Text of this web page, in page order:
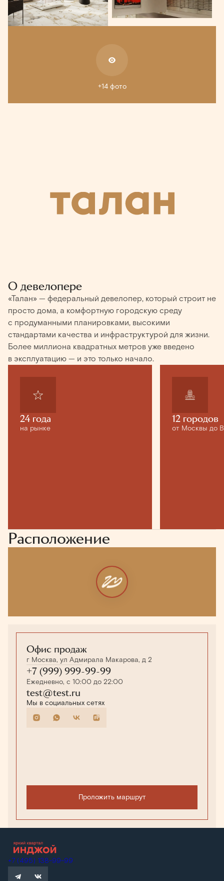
+14 фото
О девелопере
«Талан» — федеральный девелопер, который строит не
просто дома, а комфортную городскую среду
с продуманными планировками, высокими
стандартами качества и инфраструктурой для жизни.
Более миллиона квадратных метров уже введено
в эксплуатацию — и это только начало.
24 года
на рынке
12 городов
от Москвы до
Расположение
Офис продаж
г Москва, ул Адмирала Макарова, д 2
+7 (999) 999-99-99
Ежедневно, с 10:00 до 22:00
test@test.ru
Мы в социальных сетях
Проложить маршрут
+7 (495) 138-99-99